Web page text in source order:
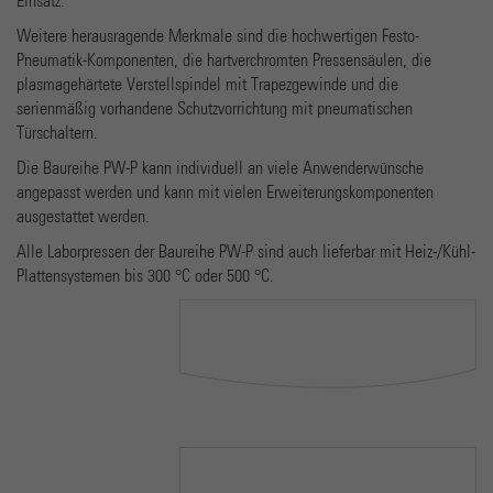
Weitere herausragende Merkmale sind die hochwertigen Festo-
Pneumatik-Komponenten, die hartverchromten Pressensäulen, die
plasmagehärtete Verstellspindel mit Trapezgewinde und die
serienmäßig vorhandene Schutzvorrichtung mit pneumatischen
Türschaltern.
Die Baureihe PW-P kann individuell an viele Anwenderwünsche
angepasst werden und kann mit vielen Erweiterungskomponenten
ausgestattet werden.
Alle Laborpressen der Baureihe PW-P sind auch lieferbar mit Heiz-/Kühl-
Plattensystemen bis 300 °C oder 500 °C.
Laufzeit 1 minute
Zweck
Mustertyp, bei dem das Musterelement auf dem Namen
die eindeutige Identitätsnummer des Kontos oder der